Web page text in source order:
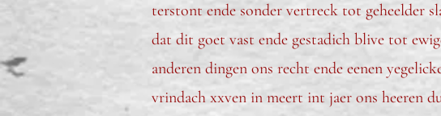
terstont ende sonder vertreck tot geheelder
dat dit goet vast ende gestadich blive tot
anderen dingen ons recht ende eenen
vrindach xxven in meert int jaer ons heeren